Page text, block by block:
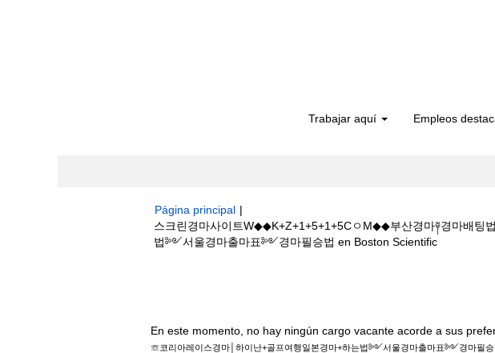
Trabajar aquí Empleos
Página principal |
스크린경마사이트W◆◆K+Z+1+5+1+5CㅇM◆◆부산경마༈경마배
법༻서울경마출마표༻경마필승법 en Boston Scientific(página
En este momento, no hay ningún cargo vacante acorde a sus
☏코리아레이스경마│하이난+골프여행일본경마+하는법༻서울경마출마표༻경마필승